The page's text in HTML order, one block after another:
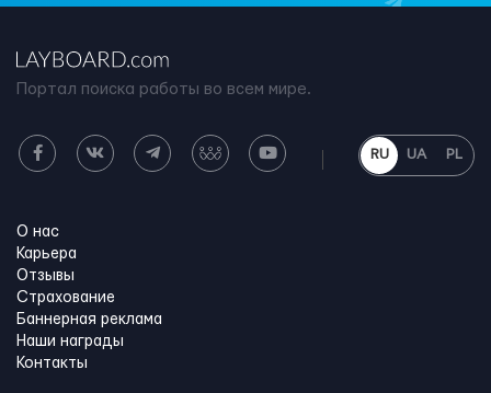
Портал поиска работы во всем мире.
RU UA PL
О нас
Карьера
Отзывы
Страхование
Баннерная реклама
Наши награды
Контакты